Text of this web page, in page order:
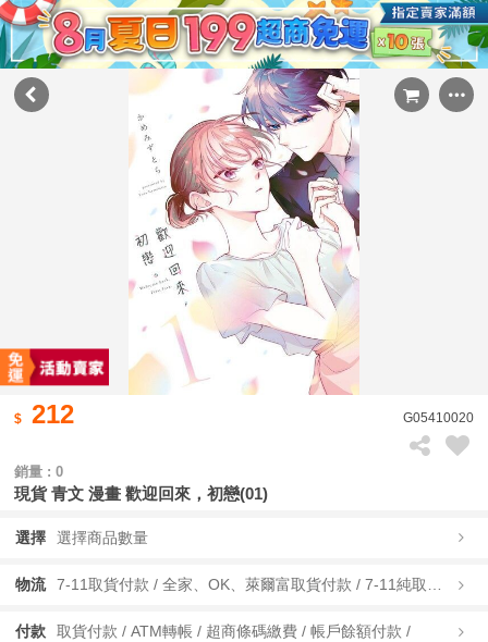
212 G05410020
銷量 : 0
現貨 青文 漫畫 歡迎回來，初戀(01)
選擇 選擇商品數量
物流
付款 取貨付款 / ATM轉帳 / 超商條碼繳費 / 帳戶餘額付款 /